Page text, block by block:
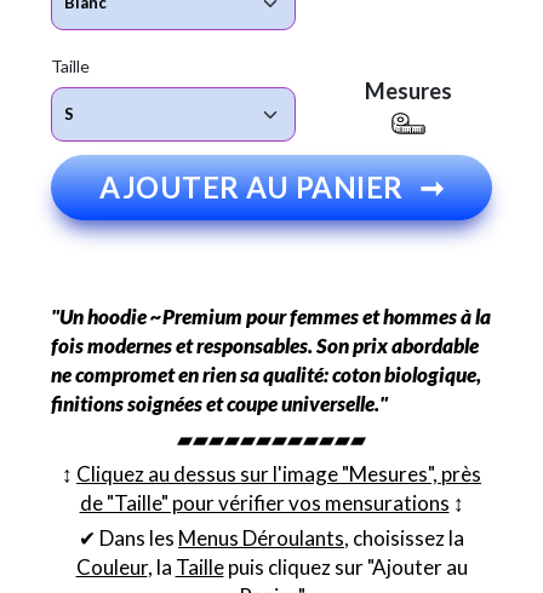
Taille
Mesures
AJOUTER AU PANIER ➞
"Un hoodie ~Premium pour femmes et hommes à la
fois modernes et responsables. Son prix abordable
ne compromet en rien sa qualité: coton biologique,
finitions soignées et coupe universelle."
▰▰▰▰▰▰▰▰▰▰▰▰
↕︎ Cliquez au dessus sur l'image "Mesures", près
de "Taille" pour vérifier vos mensurations ↕︎
✔ Dans les Menus Déroulants, choisissez la
Couleur, la Taillepuis cliquez sur "Ajouter au